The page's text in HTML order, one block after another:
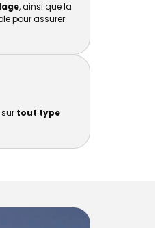
, ainsi que la
pour assurer
tout type